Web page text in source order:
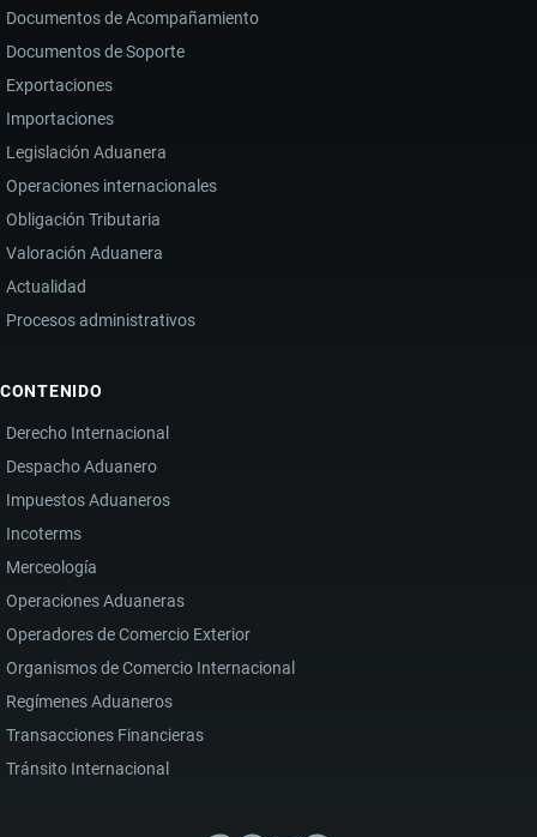
Documentos de Acompañamiento
Documentos de Soporte
Exportaciones
Importaciones
Legislación Aduanera
Operaciones internacionales
Obligación Tributaria
Valoración Aduanera
Actualidad
Procesos administrativos
CONTENIDO
Derecho Internacional
Despacho Aduanero
Impuestos Aduaneros
Incoterms
Merceología
Operaciones Aduaneras
Operadores de Comercio Exterior
Organismos de Comercio Internacional
Regímenes Aduaneros
Transacciones Financieras
Tránsito Internacional